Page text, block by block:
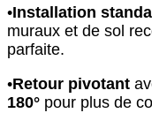
•Installation
muraux et de sol
parfaite.
•Retour pivotant
180° pour plus de